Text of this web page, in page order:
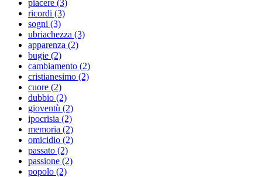
piacere (3)
ricordi (3)
sogni (3)
ubriachezza (3)
apparenza (2)
bugie (2)
cambiamento (2)
cristianesimo (2)
cuore (2)
dubbio (2)
gioventù (2)
ipocrisia (2)
memoria (2)
omicidio (2)
passato (2)
passione (2)
popolo (2)